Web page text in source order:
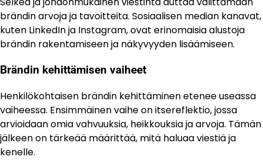
brändin arvoja ja tavoitteita. Sosiaalisen median kanavat,
kuten LinkedIn ja Instagram, ovat erinomaisia alustoja
brändin rakentamiseen ja näkyvyyden lisäämiseen.
Brändin kehittämisen vaiheet
Henkilökohtaisen brändin kehittäminen etenee useassa
vaiheessa. Ensimmäinen vaihe on itsereflektio, jossa
arvioidaan omia vahvuuksia, heikkouksia ja arvoja. Tämän
jälkeen on tärkeää määrittää, mitä haluaa viestiä ja
kenelle.